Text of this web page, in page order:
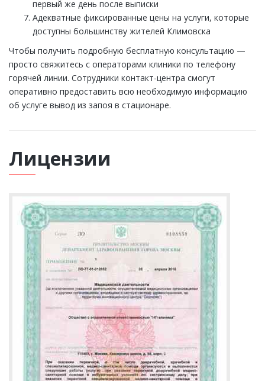
первый же день после выписки
Адекватные фиксированные цены на услуги, которые
доступны большинству жителей Климовска
Чтобы получить подробную бесплатную консультацию —
просто свяжитесь с операторами клиники по телефону
горячей линии. Сотрудники контакт-центра смогут
оперативно предоставить всю необходимую информацию
об услуге вывод из запоя в стационаре.
Лицензии